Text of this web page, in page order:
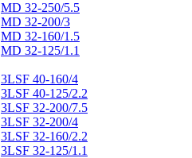
MD 32-250/5.5
MD 32-200/3
MD 32-160/1.5
MD 32-125/1.1
3LSF 40-160/4
3LSF 40-125/2.2
3LSF 32-200/7.5
3LSF 32-200/4
3LSF 32-160/2.2
3LSF 32-125/1.1